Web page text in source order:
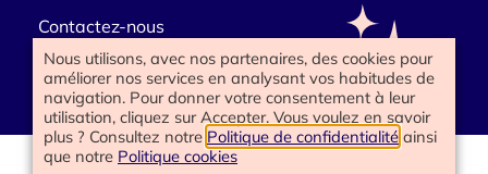
Contactez-nous
www.happyend.life 2025
Nous utilisons, avec nos partenaires, des cookies pour
améliorer nos services en analysant vos habitudes de
navigation. Pour donner votre consentement à leur
utilisation, cliquez sur Accepter. Vous voulez en savoir
plus ? Consultez notre Politique de confidentialité ainsi
que notre Politique cookies